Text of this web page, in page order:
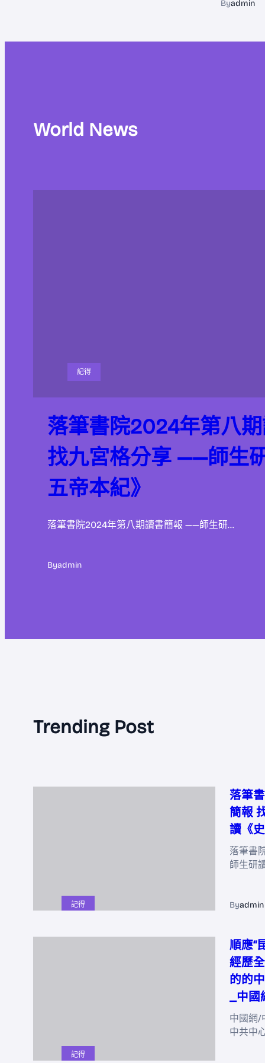
Byadmin
World News
記得
落筆書院2024年第八
找九宮格分享 ——師生
五帝本紀》
落筆書院2024年第八期讀書簡報 ——師生研…
Byadmin
Trending Post
記得
落筆
簡報
讀《史
落筆書
師生研
Byadmin
記得
順應“
經歷
的的
_中國
中國網/
中共中